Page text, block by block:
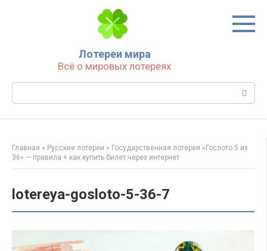
Лотереи мира
Всё о мировых лотереях
Поиск:
Главная » Русские лотереи » Государственная лотерея «Гослото 5 из
36» — правила + как купить билет через интернет
lotereya-gosloto-5-36-7